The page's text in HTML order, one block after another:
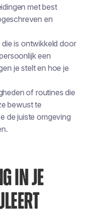
met best
en
is ontwikkeld door
een
je stelt en hoe je
of routines die
bewust te
de juiste omgeving
IN JE